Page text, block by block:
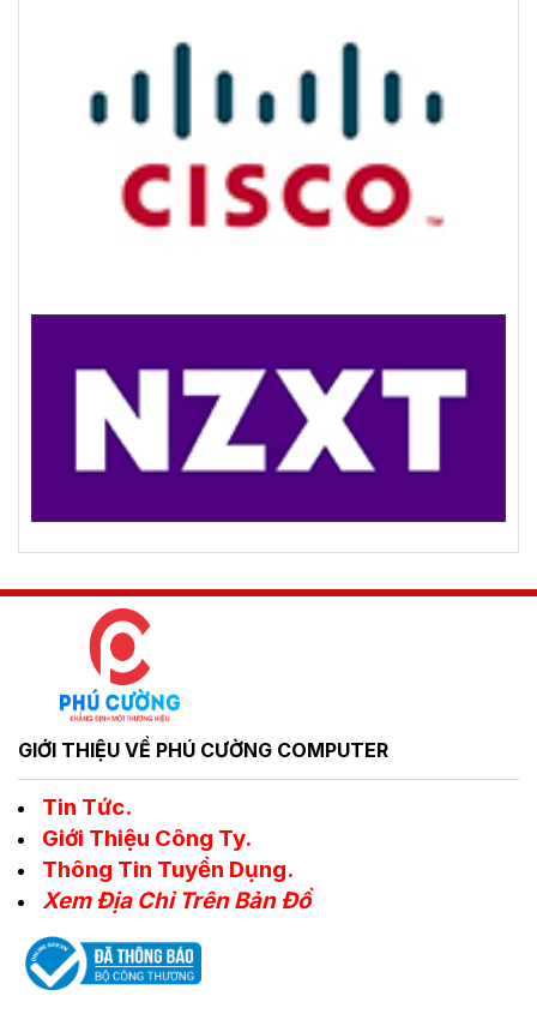
GIỚI THIỆU VỀ PHÚ CƯỜNG COMPUTER
Tin Tức.
Giới Thiệu Công Ty.
Thông Tin Tuyển Dụng.
Xem Địa Chỉ Trên Bản Đồ